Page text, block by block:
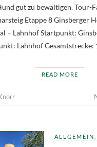
gut zu bewältigen. Tour-
Etappe 8 Ginsberger
– Lahnhof Startpunkt:
Lahnhof Gesamtstrecke:
READ MORE
ALLGEMEIN